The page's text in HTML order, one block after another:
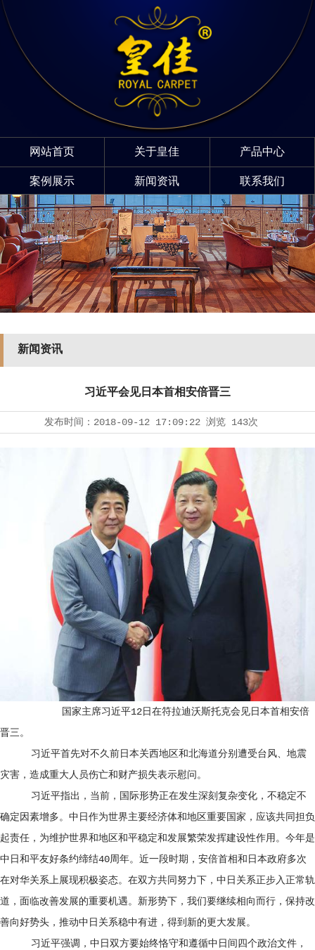
网站首页 关于皇佳 产品中心
案例展示 新闻资讯 联系我们
新闻资讯
习近平会见日本首相安倍晋三
发布时间： 2018-09-12 17:09:22 浏览 143次
国家主席习近平12日在符拉迪沃斯托克会见日本首相安倍
晋三。
习近平首先对不久前日本关西地区和北海道分别遭受台风、地震
灾害，造成重大人员伤亡和财产损失表示慰问。
习近平指出，当前，国际形势正在发生深刻复杂变化，不稳定不
确定因素增多。中日作为世界主要经济体和地区重要国家，应该共同担负
起责任，为维护世界和地区和平稳定和发展繁荣发挥建设性作用。今年是
中日和平友好条约缔结40周年。近一段时期，安倍首相和日本政府多次
在对华关系上展现积极姿态。在双方共同努力下，中日关系正步入正常轨
道，面临改善发展的重要机遇。新形势下，我们要继续相向而行，保持改
善向好势头，推动中日关系稳中有进，得到新的更大发展。
习近平强调，中日双方要始终恪守和遵循中日间四个政治文件，